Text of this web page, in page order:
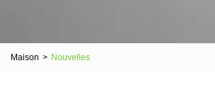
Maison > Nouvelles